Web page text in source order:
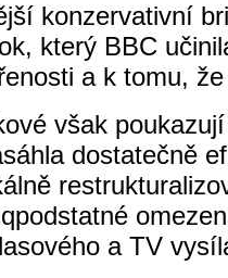
konzervativní
který BBC
a k tomu,
však
dostatečně
a TV